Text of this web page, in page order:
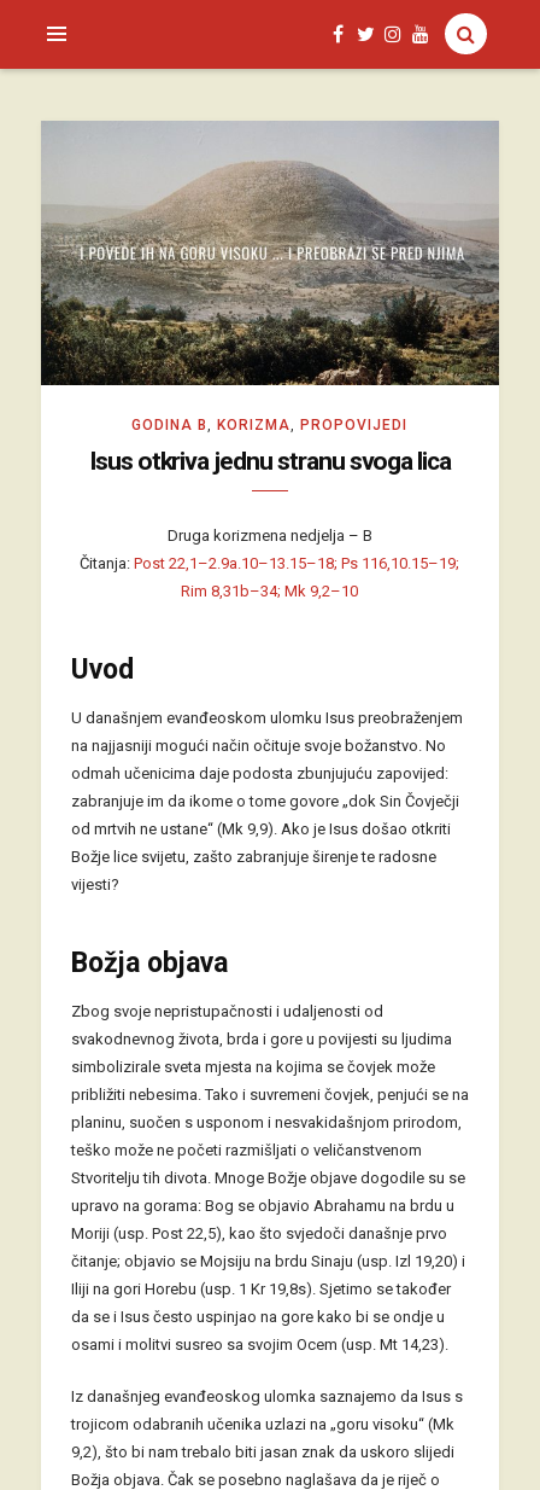
SAGUD.XYZ
GODINA B ,KORIZMA ,PROPOVIJEDI
Isus otkriva jednu stranu svoga lica
Druga korizmena nedjelja – B
Čitanja:Post 22,1–2.9a.10–13.15–18; Ps 116,10.15–19;
Rim 8,31b–34; Mk 9,2–10
Uvod
U današnjem evanđeoskom ulomku Isus preobraženjem
na najjasniji mogući način očituje svoje božanstvo. No
odmah učenicima daje podosta zbunjujuću zapovijed:
zabranjuje im da ikome o tome govore „dok Sin Čovječji
od mrtvih ne ustane“ (Mk 9,9). Ako je Isus došao otkriti
Božje lice svijetu, zašto zabranjuje širenje te radosne
vijesti?
Božja objava
Zbog svoje nepristupačnosti i udaljenosti od
svakodnevnog života, brda i gore u povijesti su ljudima
simbolizirale sveta mjesta na kojima se čovjek može
približiti nebesima. Tako i suvremeni čovjek, penjući se na
planinu, suočen s usponom i nesvakidašnjom prirodom,
teško može ne početi razmišljati o veličanstvenom
Stvoritelju tih divota. Mnoge Božje objave dogodile su se
upravo na gorama: Bog se objavio Abrahamu na brdu u
Moriji (usp. Post 22,5), kao što svjedoči današnje prvo
čitanje; objavio se Mojsiju na brdu Sinaju (usp. Izl 19,20) i
Iliji na gori Horebu (usp. 1 Kr 19,8s). Sjetimo se također
da se i Isus često uspinjao na gore kako bi se ondje u
osami i molitvi susreo sa svojim Ocem (usp. Mt 14,23).
Iz današnjeg evanđeoskog ulomka saznajemo da Isus s
trojicom odabranih učenika uzlazi na „goru visoku“ (Mk
9,2), što bi nam trebalo biti jasan znak da uskoro slijedi
Božja objava. Čak se posebno naglašava da je riječ o